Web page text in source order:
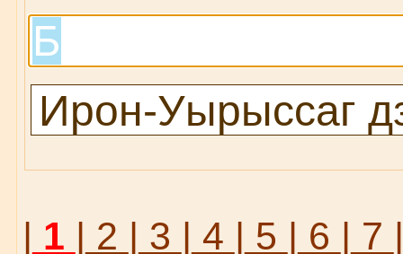
| 1 | 2 | 3 | 4 | 5 | 6 | 7 |